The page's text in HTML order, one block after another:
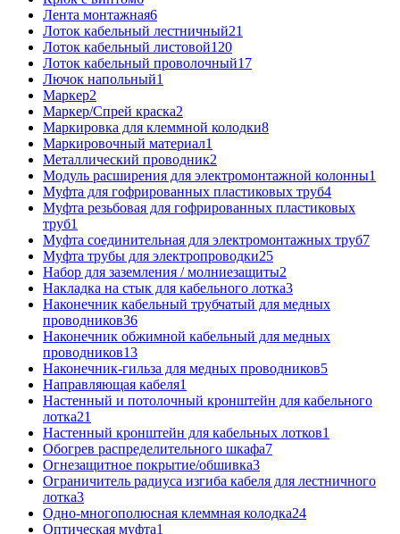
Лента монтажная6
Лоток кабельный лестничный21
Лоток кабельный листовой120
Лоток кабельный проволочный17
Лючок напольный1
Маркер2
Маркер/Спрей краска2
Маркировка для клеммной колодки8
Маркировочный материал1
Металлический проводник2
Модуль расширения для электромонтажной колонны1
Муфта для гофрированных пластиковых труб4
Муфта резьбовая для гофрированных пластиковых
труб1
Муфта соединительная для электромонтажных труб7
Муфта трубы для электропроводки25
Набор для заземления / молниезащиты2
Накладка на стык для кабельного лотка3
Наконечник кабельный трубчатый для медных
проводников36
Наконечник обжимной кабельный для медных
проводников13
Наконечник-гильза для медных проводников5
Направляющая кабеля1
Настенный и потолочный кронштейн для кабельного
лотка21
Настенный кронштейн для кабельных лотков1
Обогрев распределительного шкафа7
Огнезащитное покрытие/обшивка3
Ограничитель радиуса изгиба кабеля для лестничного
лотка3
Одно-многополюсная клеммная колодка24
Оптическая муфта1